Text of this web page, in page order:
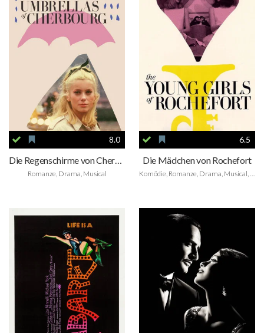
8.0
Die Regenschirme von Cherbourg
Romanze, Drama, Musical
6.5
Die Mädchen von Rochefort
Komödie, Romanze, Drama, Musical, Foreign